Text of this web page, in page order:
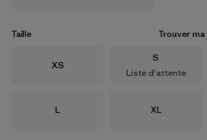
Taille Trouver
Taille
XS
Taille
S
Liste d'attente
Taille
L Taille
XL